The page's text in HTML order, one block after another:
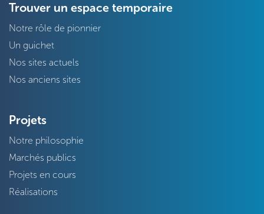
Trouver un espace temporaire
Notre rôle de pionnier
Un guichet
Nos sites actuels
Nos anciens sites
Projets
Notre philosophie
Marchés publics
Projets en cours
Réalisations